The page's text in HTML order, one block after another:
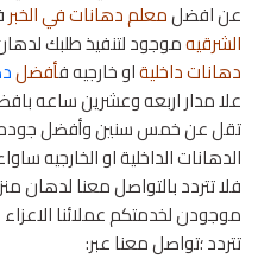
عن افضلمعلم دهانات في الخبر
الشرقيهموجود لتنفيذ طلبك
دهانات داخليةاو خارجيه فأفضل
علا مدار اربعه وعشرين ساعه
تقل عن خمس سنين وأفضل جوده
الدهانات الداخلية او الخارجيه
فلا تتردد بالتواصل معنا لدهان
موجودن لخدمتكم عملائنا
تتردد ؛تواصل معنا عبر: